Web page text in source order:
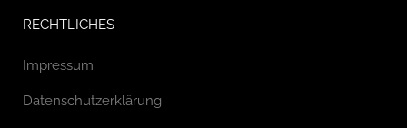
RECHTLICHES
Impressum
Datenschutzerklärung